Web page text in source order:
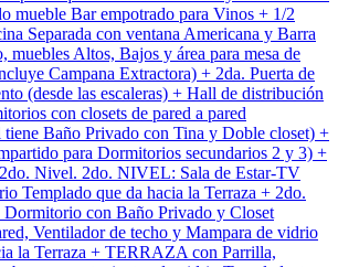
mueble Bar empotrado para Vinos + 1/2
Separada con ventana Americana y Barra
muebles Altos, Bajos y área para mesa de
Campana Extractora) + 2da. Puerta de
(desde las escaleras) + Hall de distribución
con closets de pared a pared
Baño Privado con Tina y Doble closet) +
para Dormitorios secundarios 2 y 3) +
Nivel. 2do. NIVEL: Sala de Estar-TV
Templado que da hacia la Terraza + 2do.
con Baño Privado y Closet
Ventilador de techo y Mampara de vidrio
la Terraza + TERRAZA con Parrilla,